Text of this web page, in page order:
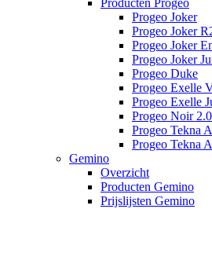
Producten Progeo
Progeo Joker
Progeo Joker
Progeo Joker
Progeo Joker
Progeo Duke
Progeo Exelle
Progeo Exelle
Progeo Noir 2.0
Progeo Tekna
Progeo Tekna
Gemino
Overzicht
Producten Gemino
Prijslijsten Gemino